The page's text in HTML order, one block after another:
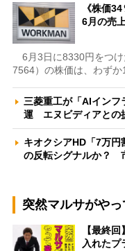
《株価
6月の売
6月3日に8330円をつけ
7564）の株価は、わず
三菱重工が「AIインフ
運 エヌビディアとの
キオクシアHD「7万
の反転シグナルか？
突然マルサがやっ
【最終
入れたプ